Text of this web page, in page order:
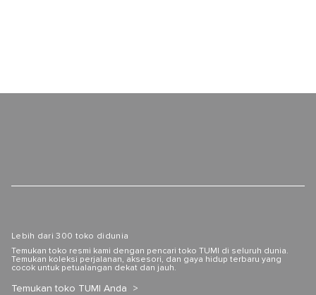
Lebih dari 300 toko didunia
Temukan toko resmi kami dengan pencari toko TUMI di seluruh dunia.
Temukan koleksi perjalanan, aksesori, dan gaya hidup terbaru yang
cocok untuk petualangan dekat dan jauh.
Temukan toko TUMI Anda